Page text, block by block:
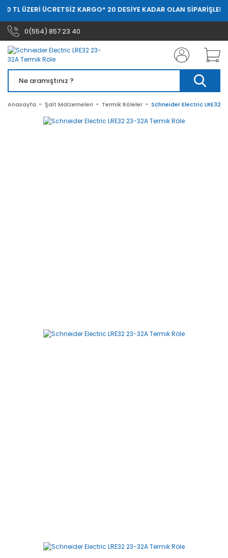
ÜCRETSİZ KARGO* 20 DESİYE KADAR OLAN SİPARİŞLERDE
0(554) 857 23 40
Anasayfa Şalt Malzemeleri Termik Röleler Schneider Electric LRE32